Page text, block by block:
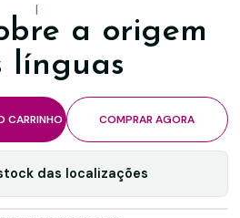
|
a origem
línguas
CARRINHO COMPRAR AGORA
das localizações